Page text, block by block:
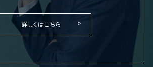
詳しくはこちら